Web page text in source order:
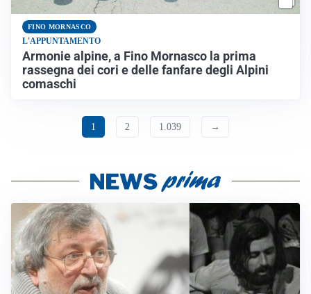
FINO MORNASCO
L'APPUNTAMENTO
Armonie alpine, a Fino Mornasco la prima
rassegna dei cori e delle fanfare degli Alpini
comaschi
1 2 1.039 →